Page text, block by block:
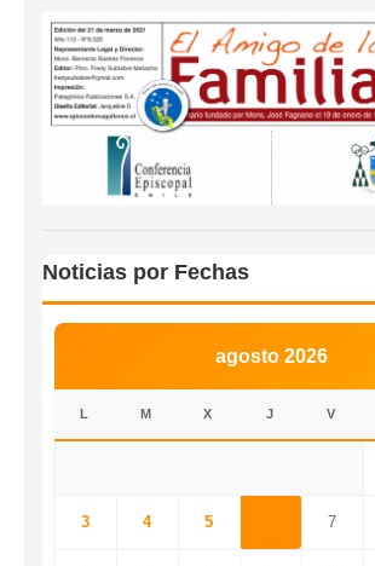
Noticias por Fechas
agosto 2026
L M X J V
3 4 5 7